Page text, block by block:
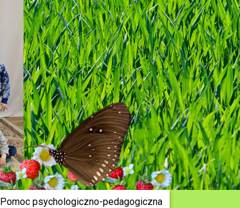
Pomoc psychologiczno-pedagogiczna